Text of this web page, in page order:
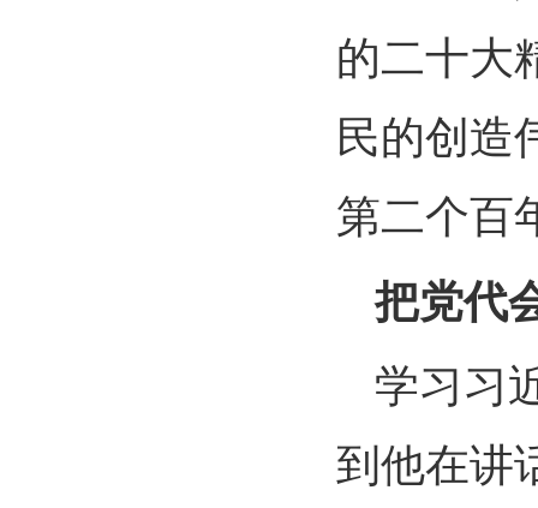
的二十大
民的创造
第二个百
把党代
学习习
到他在讲